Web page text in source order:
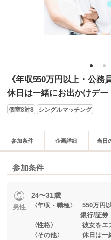
1 2
《年収550万円以上・公務
休日は一緒にお出かけデ
個室8対8 シングルマッチング
参加条件 企画詳細 当日
参加条件
男性
24〜31歳
〈年収・職種〉 550万円
銀行/証券 ・
〈性格〉 彼女をエス
〈その他〉 休日は一緒